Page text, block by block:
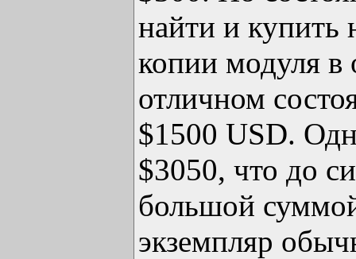
найти и купить
копии модуля в
отличном
$1500 USD.
$3050, что до
большой
экземпляр